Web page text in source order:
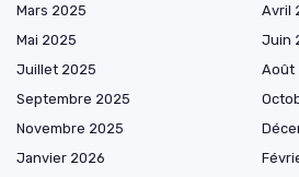
Mars 2025
Avril
Mai 2025
Juin
Juillet 2025
Août
Septembre 2025
Novembre 2025
Janvier 2026